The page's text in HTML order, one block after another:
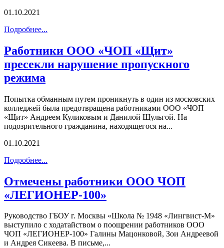
01.10.2021
Подробнее...
Работники ООО «ЧОП «Щит»
пресекли нарушение пропускного
режима
Попытка обманным путем проникнуть в один из московских
колледжей была предотвращена работниками ООО «ЧОП
«Щит» Андреем Куликовым и Данилой Шульгой. На
подозрительного гражданина, находящегося на...
01.10.2021
Подробнее...
Отмечены работники ООО ЧОП
«ЛЕГИОНЕР-100»
Руководство ГБОУ г. Москвы «Школа № 1948 «Лингвист-М»
выступило с ходатайством о поощрении работников ООО
ЧОП «ЛЕГИОНЕР-100» Галины Мацонковой, Зои Андреевой
и Андрея Сикеева. В письме,...